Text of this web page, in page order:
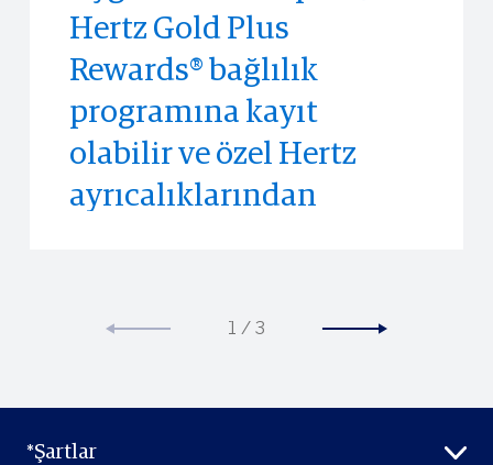
Hertz Gold Plus
Rewards® bağlılık
programına kayıt
olabilir ve özel Hertz
ayrıcalıklarından
sınırlı süreli
deneyimlere erişim
sağlar.
ulaşmadan önce,
unutulmaz deneyimlere
ve etkinliklere erişimin
keyfini çıkarın.
/ 3
*Şartlar